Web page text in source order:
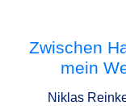
Zwischen
mein
Niklas